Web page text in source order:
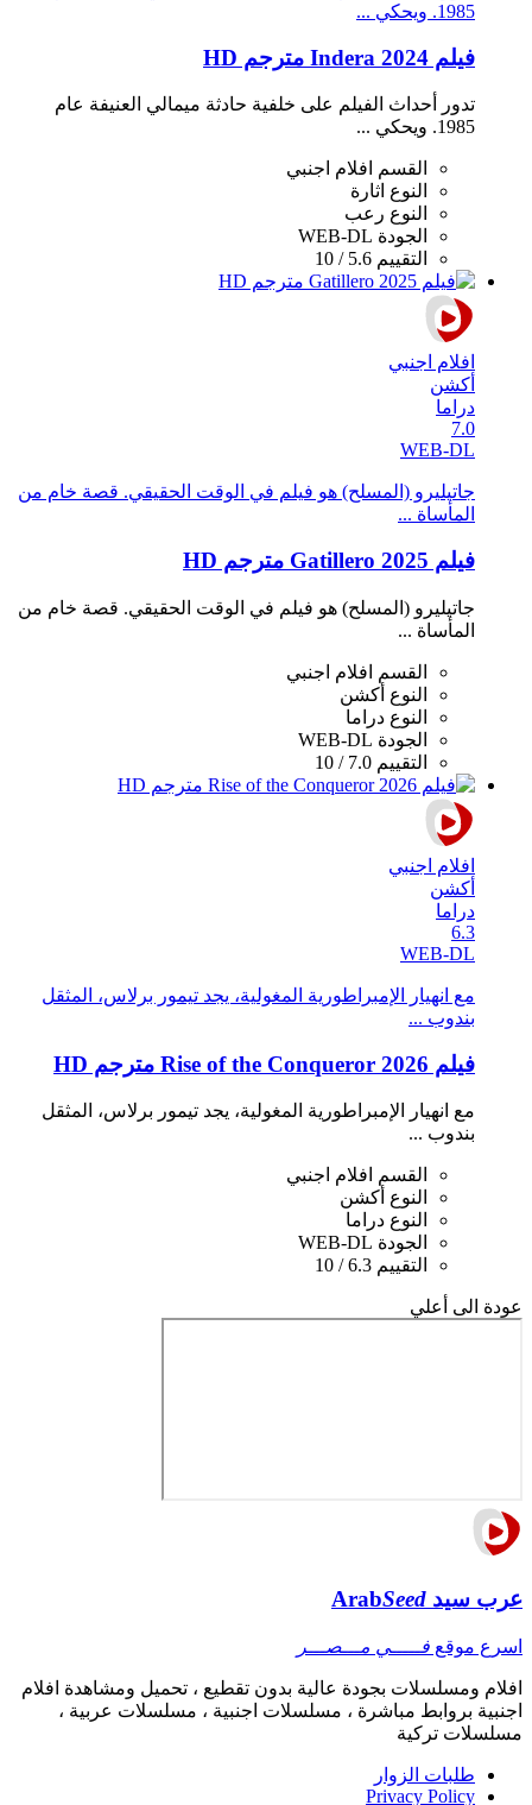
1985. ويحكي ...
فيلم Indera 2024 مترجم HD
تدور أحداث الفيلم على خلفية حادثة ميمالي العنيفة عام
1985. ويحكي ...
القسم افلام اجنبي
النوع اثارة
النوع رعب
الجودة WEB-DL
التقييم 5.6 / 10
افلام اجنبي
أكشن
دراما
7.0
WEB-DL
جاتيليرو (المسلح) هو فيلم في الوقت الحقيقي. قصة خام من
المأساة ...
فيلم Gatillero 2025 مترجم HD
جاتيليرو (المسلح) هو فيلم في الوقت الحقيقي. قصة خام من
المأساة ...
القسم
افلام اجنبي
النوع أكشن
النوع دراما
الجودة WEB-DL
التقييم 7.0 / 10
افلام اجنبي
أكشن
دراما
6.3
WEB-DL
مع انهيار الإمبراطورية المغولية، يجد تيمور برلاس، المثقل
بندوب ...
فيلم Rise of the Conqueror 2026 مترجم HD
مع انهيار الإمبراطورية المغولية، يجد تيمور برلاس، المثقل
بندوب ...
القسم
افلام اجنبي
النوع أكشن
النوع دراما
الجودة WEB-DL
التقييم 6.3 / 10
عودة الى أعلي
عرب سيد ArabSeed
اسرع موقع فـــــي مـــصـــر
افلام ومسلسلات بجودة عالية بدون تقطيع ، تحميل ومشاهدة افلام
اجنبية بروابط مباشرة ، مسلسلات اجنبية ، مسلسلات عربية ،
مسلسلات تركية
طلبات الزوار
Privacy Policy